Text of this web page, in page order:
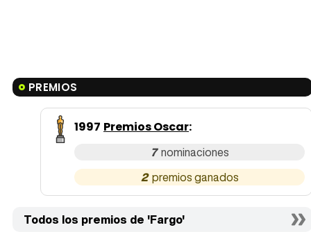
PREMIOS
1997 Premios Oscar:
7
2
Todos los premios de 'Fargo'